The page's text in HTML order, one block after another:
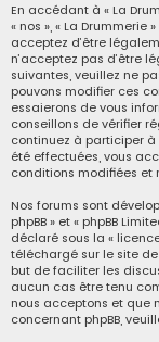
En accédant à « La
« nos », « La
acceptez d’être
n’acceptez pas d’être
suivantes, veuillez ne
pouvons modifier ces
essaierons de vous
conseillons de vérifier
continuez à participer à
été effectuées, vous
conditions modifiées et
Nos forums sont
phpBB » et « phpBB
déclaré sous la «
téléchargé sur le site de
but de faciliter les
aucun cas être tenu
nous acceptons et que
concernant phpBB,